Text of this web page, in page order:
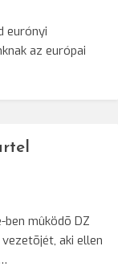
eurónyi
az európai
mûködõ DZ
aki ellen